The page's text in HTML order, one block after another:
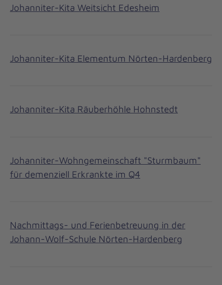
Johanniter-Kita Weitsicht Edesheim
Johanniter-Kita Elementum Nörten-Hardenberg
Johanniter-Kita Räuberhöhle Hohnstedt
Johanniter-Wohngemeinschaft "Sturmbaum"
für demenziell Erkrankte im Q4
Nachmittags- und Ferienbetreuung in der
Johann-Wolf-Schule Nörten-Hardenberg